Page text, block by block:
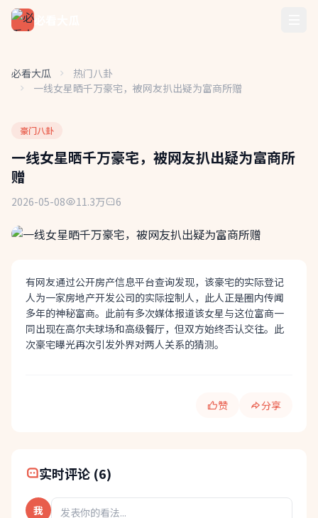
必看大瓜
热门八卦
一线女星晒千万豪宅，被网友扒出疑为富商所赠
豪门八卦
一线女星晒千万豪宅，被网友扒出疑为富商所
赠
2026-05-08 11.3万 6
有网友通过公开房产信息平台查询发现，该豪宅的实际登记
人为一家房地产开发公司的实际控制人，此人正是圈内传闻
多年的神秘富商。此前有多次媒体报道该女星与这位富商一
同出现在高尔夫球场和高级餐厅，但双方始终否认交往。此
次豪宅曝光再次引发外界对两人关系的猜测。
赞 分享
实时评论 (6)
我